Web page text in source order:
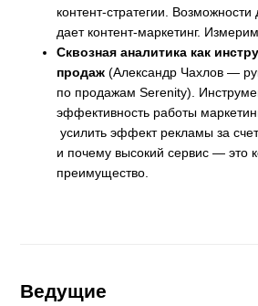
контент-стратегии.
дает контент-маркетинг.
Сквозная аналитика как
продаж (Александр Чахлов —
по продажам Serenity).
эффективность работы
усилить эффект рекламы за
и почему высокий сервис — это
преимущество.
Ведущие